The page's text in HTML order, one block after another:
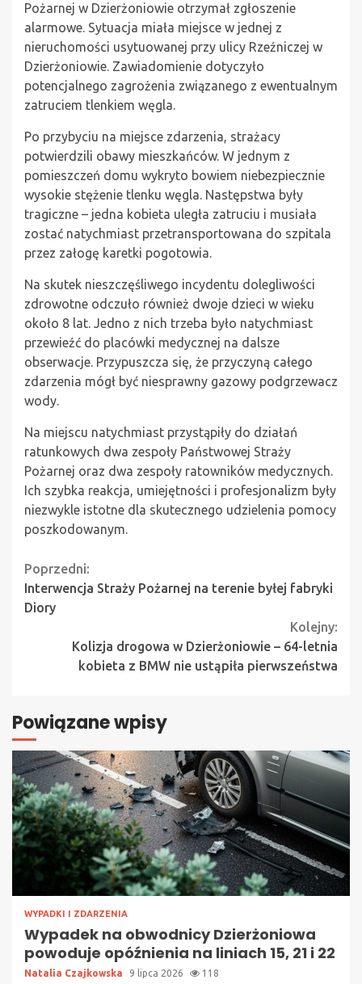
Pożarnej w Dzierżoniowie otrzymał zgłoszenie
alarmowe. Sytuacja miała miejsce w jednej z
nieruchomości usytuowanej przy ulicy Rzeźniczej w
Dzierżoniowie. Zawiadomienie dotyczyło
potencjalnego zagrożenia związanego z ewentualnym
zatruciem tlenkiem węgla.
Po przybyciu na miejsce zdarzenia, strażacy
potwierdzili obawy mieszkańców. W jednym z
pomieszczeń domu wykryto bowiem niebezpiecznie
wysokie stężenie tlenku węgla. Następstwa były
tragiczne – jedna kobieta uległa zatruciu i musiała
zostać natychmiast przetransportowana do szpitala
przez załogę karetki pogotowia.
Na skutek nieszczęśliwego incydentu dolegliwości
zdrowotne odczuło również dwoje dzieci w wieku
około 8 lat. Jedno z nich trzeba było natychmiast
przewieźć do placówki medycznej na dalsze
obserwacje. Przypuszcza się, że przyczyną całego
zdarzenia mógł być niesprawny gazowy podgrzewacz
wody.
Na miejscu natychmiast przystąpiły do działań
ratunkowych dwa zespoły Państwowej Straży
Pożarnej oraz dwa zespoły ratowników medycznych.
Ich szybka reakcja, umiejętności i profesjonalizm były
niezwykle istotne dla skutecznego udzielenia pomocy
poszkodowanym.
Continue
Reading
Poprzedni:
Interwencja Straży Pożarnej na terenie byłej fabryki
Diory
Kolejny:
Kolizja drogowa w Dzierżoniowie – 64-letnia
kobieta z BMW nie ustąpiła pierwszeństwa
Powiązane wpisy
WYPADKI I ZDARZENIA
Wypadek na obwodnicy Dzierżoniowa
powoduje opóźnienia na liniach 15, 21 i 22
Natalia Czajkowska 9 lipca 2026 118